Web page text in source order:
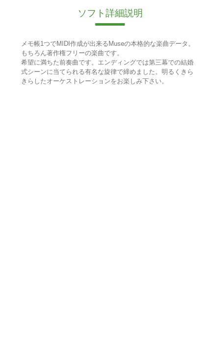
ソフト詳細説明
メモ帳1つでMIDI作成が出来るMuseの本格的な楽曲データ。
もちろん著作権フリーの楽曲です。
希望に満ちた前奏曲です。エンディングでは第三幕での結婚
式シーンに当てられる有名な旋律で締めました。明るくきら
きらしたオーケストレーションをお楽しみ下さい。